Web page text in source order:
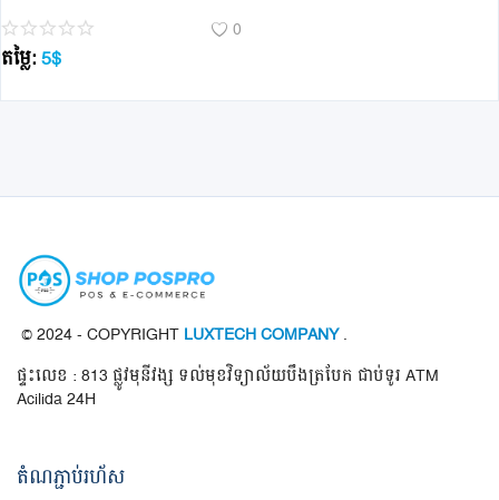
0
តម្លៃ:5$
© 2024 - COPYRIGHTLUXTECH COMPANY.
ផ្ទះលេខ : 813 ផ្លូវមុនីវង្ស ទល់មុខវិទ្យាល័យបឹងត្របែក ជាប់ទូរ ATM
Acilida 24H
តំណ​ភ្ជាប់​រហ័ស